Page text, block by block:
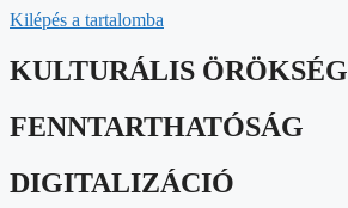
Kilépés a tartalomba
KULTURÁLIS ÖRÖKSÉG
FENNTARTHATÓSÁG
DIGITALIZÁCIÓ